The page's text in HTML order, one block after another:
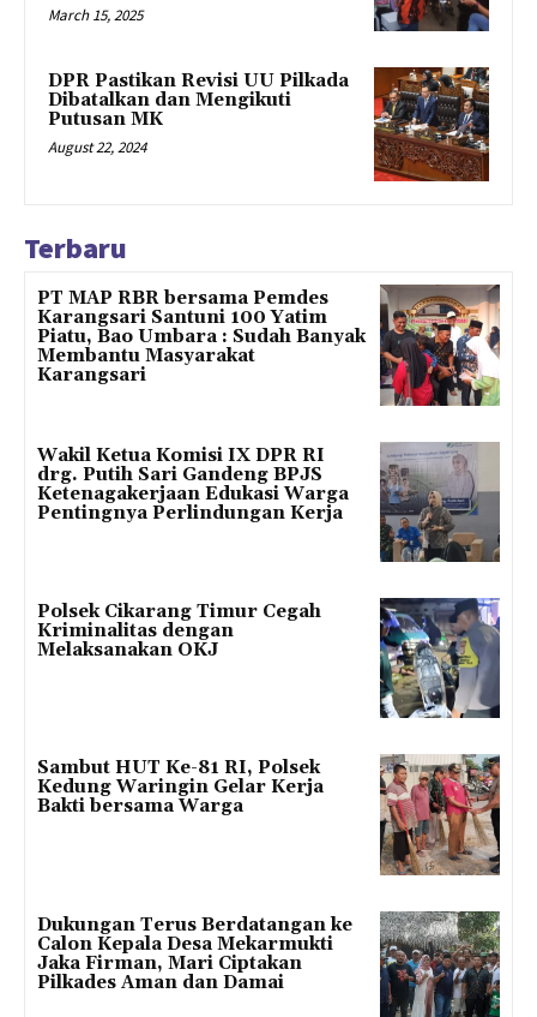
March 15, 2025
DPR Pastikan Revisi UU Pilkada
Dibatalkan dan Mengikuti
Putusan MK
August 22, 2024
Terbaru
PT MAP RBR bersama Pemdes
Karangsari Santuni 100 Yatim
Piatu, Bao Umbara : Sudah Banyak
Membantu Masyarakat
Karangsari
Wakil Ketua Komisi IX DPR RI
drg. Putih Sari Gandeng BPJS
Ketenagakerjaan Edukasi Warga
Pentingnya Perlindungan Kerja
Polsek Cikarang Timur Cegah
Kriminalitas dengan
Melaksanakan OKJ
Sambut HUT Ke-81 RI, Polsek
Kedung Waringin Gelar Kerja
Bakti bersama Warga
Dukungan Terus Berdatangan ke
Calon Kepala Desa Mekarmukti
Jaka Firman, Mari Ciptakan
Pilkades Aman dan Damai